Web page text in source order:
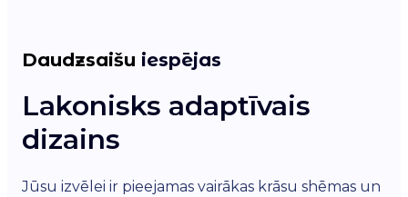
Daudzsaišu iespējas
Lakonisks adaptīvais
dizains
Jūsu izvēlei ir pieejamas vairākas krāsu shēmas un